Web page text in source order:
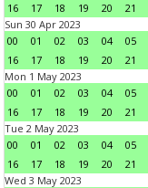
16
17 18 19 20 21
Sun 30 Apr 2023
00
01 02 03 04 05
16
17 18 19 20 21
Mon 1 May 2023
00
01 02 03 04 05
16
17 18 19 20 21
Tue 2 May 2023
00
01 02 03 04 05
16
17 18 19 20 21
Wed 3 May 2023